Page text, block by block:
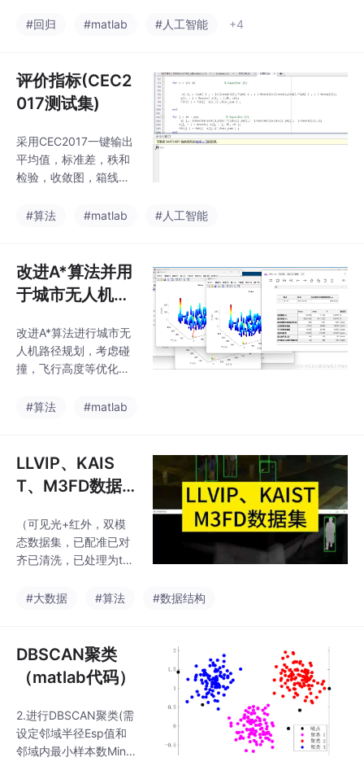
业物联网等多种应用场
决方案，助力各类物联
网项目实现最佳覆盖效
划分为训练集、验证集
优过程收敛曲线，以及
训练集、验证集和测试
集的真实标签与预测标
展示模型的预测效果，
方便用户理解算法及模
型的性能。在代码结构
计，依据功能模块清晰
及结果展示等部分。本
次所使用的
#回归 #matlab #人工智能 +4
评价指标(CEC2
017测试集)
采用CEC2017一键输出
平均值，标准差，秩和
检验，收敛图，箱线图
法简单，注释清晰，一
集和算法。先提供matla
b代码运行效果图给博
主评估其价值，可以的
博主的matlab代码。
#算法 #matlab #人工智能
改进A*算法并用
于城市无人机路
改进A*算法进行城市无
人机路径规划，考虑碰
撞，飞行高度等优化启
过A*和A算法！先提供m
的话，就可以进行兑
换。利用同等价值的ma
tlab代码兑换博主的mat
业设计、期刊专利！
#算法 #matlab
LLVIP、KAIS
T、M3FD数据
（可见光+红外，双模
态数据集，已配准已对
齐已清洗，已处理为txt
练）先提供matlab代码
可以进行兑换。利用同
等价值的matlab代码兑
换博主的matlab代码。
期刊专利！LLVIP、KAI
ST、M3FD数据集。电
子产品，一经出售，概
#大数据 #算法 #数据结构
DBSCAN聚类
（matlab代码）
2.进行DBSCAN聚类(需
设定邻域半径Esp值和
邻域内最小样本数Minp